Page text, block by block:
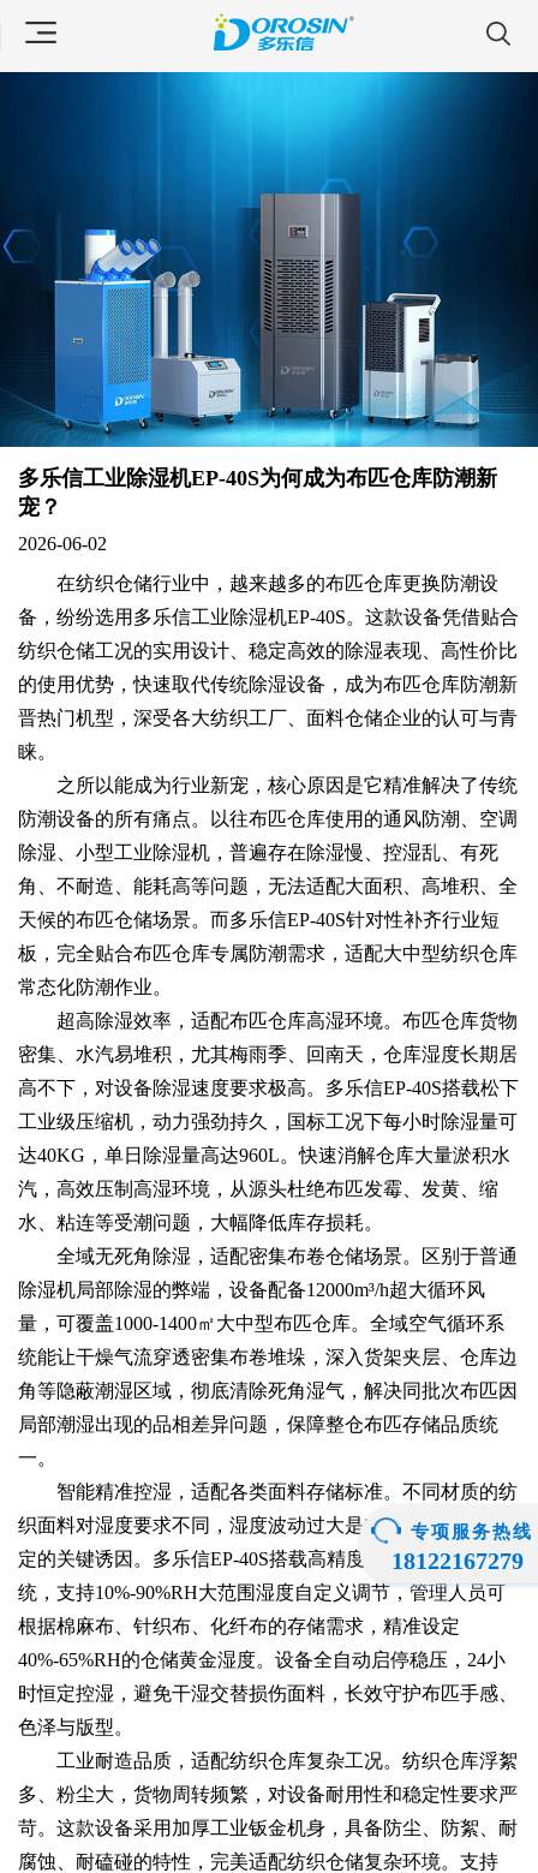
多乐信工业除湿机EP-40S为何成为布匹仓库防潮新
宠？
2026-06-02
在纺织仓储行业中，越来越多的布匹仓库更换防潮设
备，纷纷选用多乐信工业除湿机EP-40S。这款设备凭借贴合
纺织仓储工况的实用设计、稳定高效的除湿表现、高性价比
的使用优势，快速取代传统除湿设备，成为布匹仓库防潮新
晋热门机型，深受各大纺织工厂、面料仓储企业的认可与青
睐。
之所以能成为行业新宠，核心原因是它精准解决了传统
防潮设备的所有痛点。以往布匹仓库使用的通风防潮、空调
除湿、小型工业除湿机，普遍存在除湿慢、控湿乱、有死
角、不耐造、能耗高等问题，无法适配大面积、高堆积、全
天候的布匹仓储场景。而多乐信EP-40S针对性补齐行业短
板，完全贴合布匹仓库专属防潮需求，适配大中型纺织仓库
常态化防潮作业。
超高除湿效率，适配布匹仓库高湿环境。布匹仓库货物
密集、水汽易堆积，尤其梅雨季、回南天，仓库湿度长期居
高不下，对设备除湿速度要求极高。多乐信EP-40S搭载松下
工业级压缩机，动力强劲持久，国标工况下每小时除湿量可
达40KG，单日除湿量高达960L。快速消解仓库大量淤积水
汽，高效压制高湿环境，从源头杜绝布匹发霉、发黄、缩
水、粘连等受潮问题，大幅降低库存损耗。
全域无死角除湿，适配密集布卷仓储场景。区别于普通
除湿机局部除湿的弊端，设备配备12000m³/h超大循环风
量，可覆盖1000-1400㎡大中型布匹仓库。全域空气循环系
统能让干燥气流穿透密集布卷堆垛，深入货架夹层、仓库边
角等隐蔽潮湿区域，彻底清除死角湿气，解决同批次布匹因
局部潮湿出现的品相差异问题，保障整仓布匹存储品质统
一。
智能精准控湿，适配各类面料存储标准。不同材质的纺
织面料对湿度要求不同，湿度波动过大是布匹仓储品质不稳
定的关键诱因。多乐信EP-40S搭载高精度智能湿度监测系
统，支持10%-90%RH大范围湿度自定义调节，管理人员可
根据棉麻布、针织布、化纤布的存储需求，精准设定
40%-65%RH的仓储黄金湿度。设备全自动启停稳压，24小
时恒定控湿，避免干湿交替损伤面料，长效守护布匹手感、
色泽与版型。
工业耐造品质，适配纺织仓库复杂工况。纺织仓库浮絮
多、粉尘大，货物周转频繁，对设备耐用性和稳定性要求严
苛。这款设备采用加厚工业钣金机身，具备防尘、防絮、耐
腐蚀、耐磕碰的特性，完美适配纺织仓储复杂环境。支持
专项服务热线
18122167279